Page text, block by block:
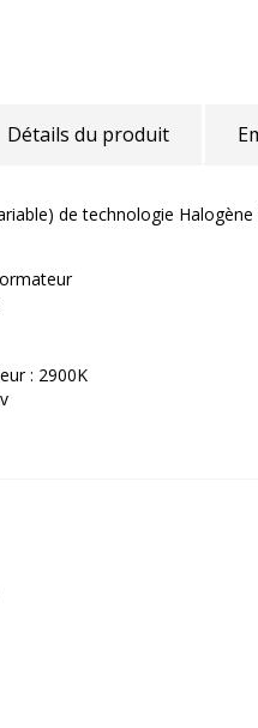
Détails du produit
de technologie
: 2900K